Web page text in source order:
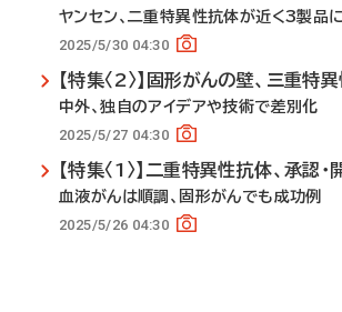
ヤンセン、二重特異性抗体が近く3製品に
2025/5/30 04:30
【特集〈2〉】固形がんの壁、三重特
中外、独自のアイデアや技術で差別化
2025/5/27 04:30
【特集〈1〉】二重特異性抗体、承認
血液がんは順調、固形がんでも成功例
2025/5/26 04:30